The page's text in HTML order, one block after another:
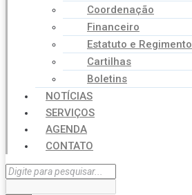
Coordenação
Financeiro
Estatuto e Regimento
Cartilhas
Boletins
NOTÍCIAS
SERVIÇOS
AGENDA
CONTATO